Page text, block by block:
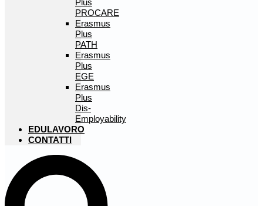
Plus
PROCARE
Erasmus
Plus
PATH
Erasmus
Plus
EGE
Erasmus
Plus
Dis-
Employability
EDULAVORO
CONTATTI